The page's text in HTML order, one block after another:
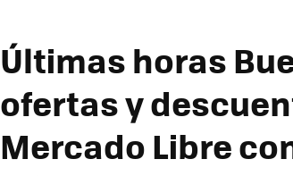
Últimas horas
ofertas y
Mercado Libre